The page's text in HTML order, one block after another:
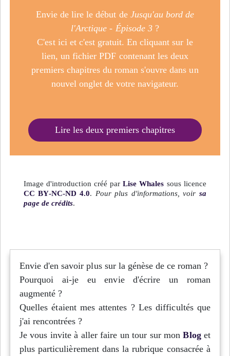
Envie de lire le début de Jusqu'au bord de
l'Arctique - Épisode 3?
C'est ici et c'est gratuit. En cliquant sur le
lien, un fichier PDF contenant les deux
premiers chapitres du roman s'ouvre dans un
nouvel onglet de votre navigateur.
Lire les deux premiers chapitres
Image d'introduction créé parLise Whales sous licence
CC BY-NC-ND 4.0. Pour plus d'informations, voir sa
page de crédits.
Envie d'en savoir plus sur la génèse de ce roman ?
Pourquoi ai-je eu envie d'écrire un roman
augmenté ?
Quelles étaient mes attentes ? Les difficultés que
j'ai rencontrées ?
Je vous invite à aller faire un tour sur monBloget
plus particulièrement dans la rubrique consacrée à